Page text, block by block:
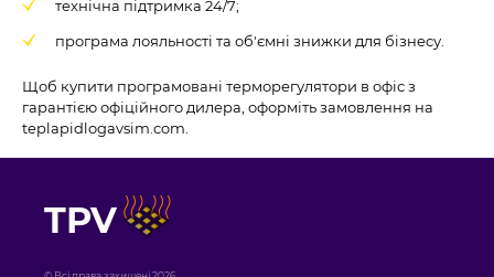
технічна підтримка 24/7;
програма лояльності та об'ємні знижки для бізнесу.
Щоб купити програмовані терморегулятори в офіс з
гарантією офіційного дилера, оформіть замовлення на
teplapidlogavsim.com.
TPV